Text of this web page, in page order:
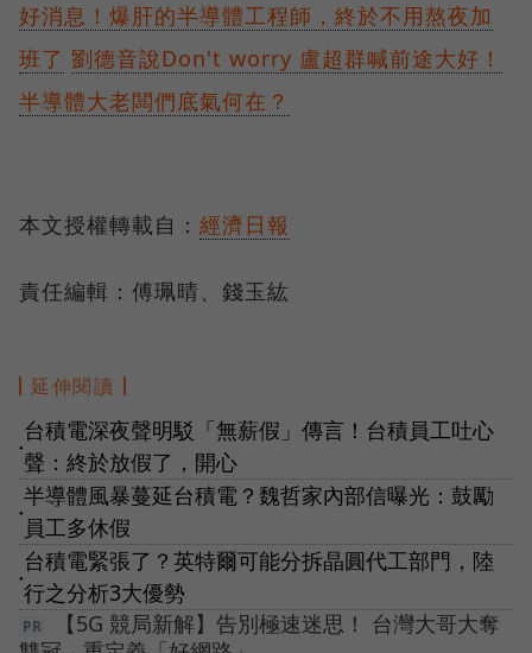
好消息！爆肝的半導體工程師，終於不用熬夜加
班了 劉德音說Don't worry 盧超群喊前途大好！
半導體大老闆們底氣何在？
本文授權轉載自： 經濟日報
責任編輯：傅珮晴、錢玉紘
延伸閱讀
●
台積電深夜聲明駁「無薪假」傳言！台積員工吐心
聲：終於放假了，開心
●
半導體風暴蔓延台積電？魏哲家內部信曝光：鼓勵
員工多休假
●
台積電緊張了？英特爾可能分拆晶圓代工部門，陸
行之分析3大優勢
【5G 競局新解】告別極速迷思！ 台灣大哥大奪